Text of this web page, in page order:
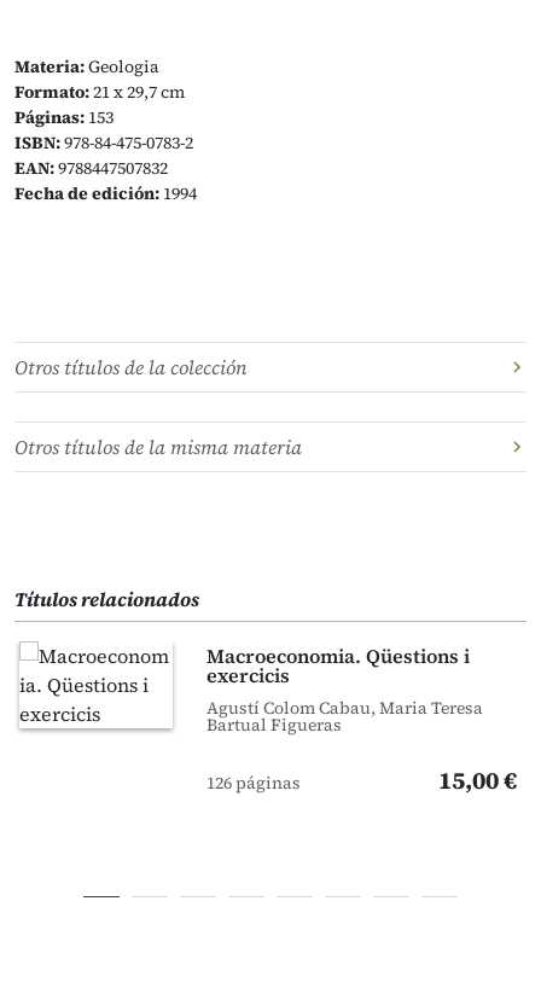
Materia:Geologia
Formato:21 x 29,7 cm
Páginas: 153
ISBN:978-84-475-0783-2
EAN:9788447507832
Fecha de edición: 1994
Otros títulos de la colección
Otros títulos de la misma materia
Títulos relacionados
Macroeconomia. Qüestions i
exercicis
Agustí Colom Cabau, Maria Teresa
Bartual Figueras
126 páginas 15,00 €